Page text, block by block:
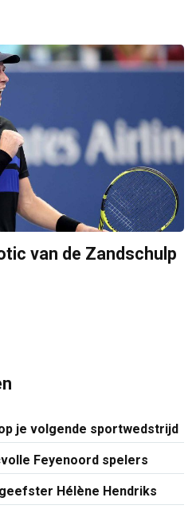
van de Zandschulp
je volgende sportwedstrijd
Feyenoord spelers
Hélène Hendriks